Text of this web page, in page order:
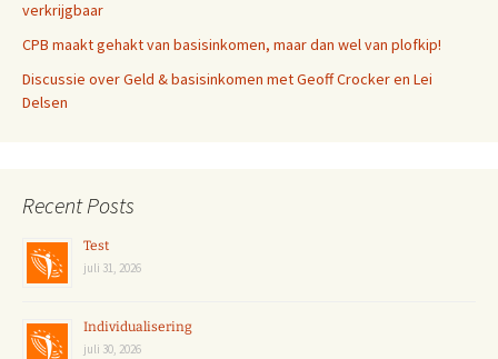
verkrijgbaar
CPB maakt gehakt van basisinkomen, maar dan wel van plofkip!
Discussie over Geld & basisinkomen met Geoff Crocker en Lei
Delsen
Recent Posts
Test
juli 31, 2026
Individualisering
juli 30, 2026